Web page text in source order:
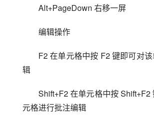
Alt+PageDown 右移一屏
编辑操作
F2 在单元格中按 F2 键即可对
辑
Shift+F2 在单元格中按 Shift+F2
元格进行批注编辑